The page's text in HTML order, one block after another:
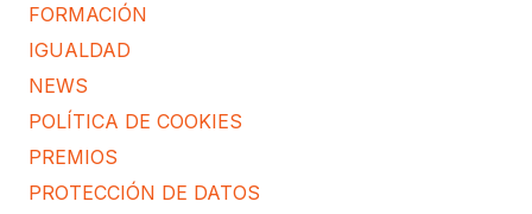
FORMACIÓN
IGUALDAD
NEWS
POLÍTICA DE COOKIES
PREMIOS
PROTECCIÓN DE DATOS